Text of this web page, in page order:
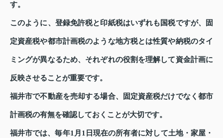
す。
このように、登録免許税と印紙税はいずれも国税ですが、固
定資産税や都市計画税のような地方税とは性質や納税のタイ
ミングが異なるため、それぞれの役割を理解して資金計画に
反映させることが重要です。
福井市で不動産を売却する場合、固定資産税だけでなく都市
計画税の有無を確認しておくことが大切です。
福井市では、毎年1月1日現在の所有者に対して土地・家屋・